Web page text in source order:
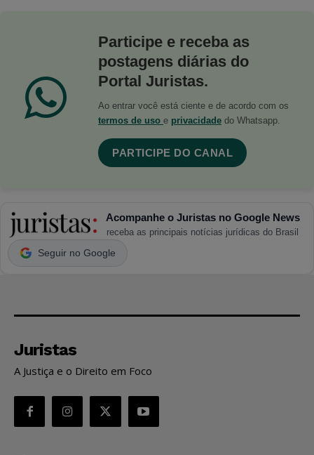
Participe e receba as
postagens diárias do
Portal Juristas.
Ao entrar você está ciente e de acordo com os
termos de uso e privacidade do Whatsapp.
PARTICIPE DO CANAL
Acompanhe o Juristas no Google News
receba as principais notícias jurídicas do Brasil
Seguir no Google
Juristas
A Justiça e o Direito em Foco